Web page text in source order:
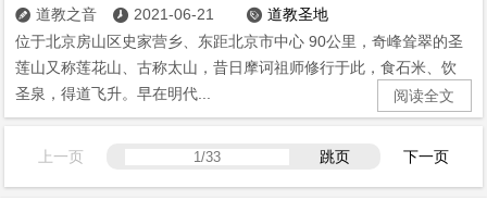
 道教之音  2021-06-21  道教圣地
位于北京房山区史家营乡、东距北京市中心 90公里，奇峰耸翠的圣
莲山又称莲花山、古称太山，昔日摩诃祖师修行于此，食石米、饮
圣泉，得道飞升。早在明代...
阅读全文
上一页 跳页 下一页